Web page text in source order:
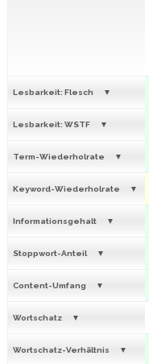
Lesbarkeit: Flesch
Lesbarkeit: WSTF
Term-Wiederholrate
Keyword-Wiederholrate
Informationsgehalt
Stoppwort-Anteil
Content-Umfang
Wortschatz
Wortschatz-Verhältnis